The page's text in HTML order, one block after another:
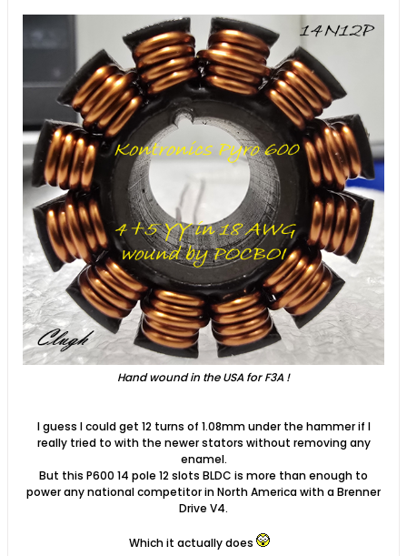
Hand wound in the USA for F3A !
I guess I could get 12 turns of 1.08mm under the hammer if I
really tried to with the newer stators without removing any
enamel.
But this P600 14 pole 12 slots BLDC is more than enough to
power any national competitor in North America with a Brenner
Drive V4.
Which it actually does